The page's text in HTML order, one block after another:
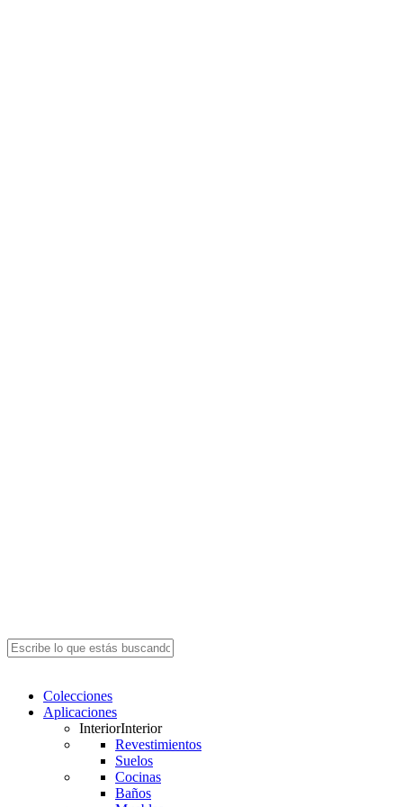
search
Menu
Colecciones
Aplicaciones
InteriorInterior
Revestimientos
Suelos
Cocinas
Baños